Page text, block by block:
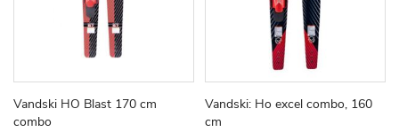
Læg i kurv
TILFØJSAMMENLIGN
Vandski HO Blast 170 cm
combo
Læg i kurv
TILFØJ
Vandski: Ho excel combo, 160
cm